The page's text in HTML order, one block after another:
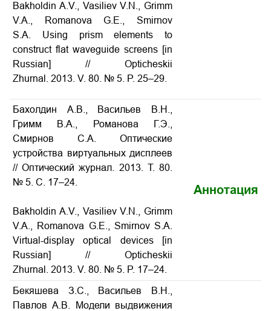
Bakholdin A.V., Vasiliev V.N., Grimm
V.A., Romanova G.E., Smirnov
S.A. Using prism elements to
construct flat waveguide screens [in
Russian] // Opticheskii
Zhurnal. 2013. V. 80. № 5. P. 25–29.
Бахолдин А.В., Васильев В.Н.,
Гримм В.А., Романова Г.Э.,
Смирнов С.А. Оптические
устройства виртуальных дисплеев
// Оптический журнал. 2013. Т. 80.
№ 5. С. 17–24.
Bakholdin A.V., Vasiliev V.N., Grimm
V.A., Romanova G.E., Smirnov S.A.
Virtual-display optical devices
[in
Russian] // Opticheskii
Zhurnal. 2013. V. 80. № 5. P. 17–24.
Аннотация
Бекяшева З.С., Васильев В.Н.,
Павлов А.В. Модели выдвижения